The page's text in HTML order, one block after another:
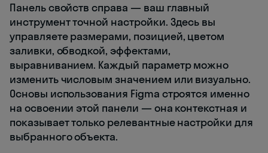
Панель свойств справа — ваш главный
инструмент точной настройки. Здесь вы
управляете размерами, позицией, цветом
заливки, обводкой, эффектами,
выравниванием. Каждый параметр можно
изменить числовым значением или визуально.
Основы использования Figma строятся именно
на освоении этой панели — она контекстная и
показывает только релевантные настройки для
выбранного объекта.